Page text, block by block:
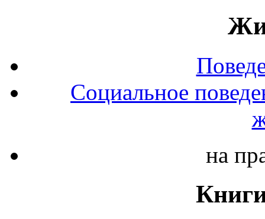
Социальное
на